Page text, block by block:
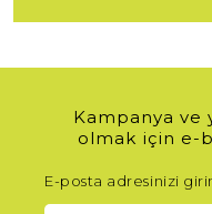
Kampanya
olmak için e-
E-posta adresinizi